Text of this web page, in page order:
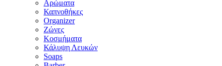
Αρώματα
Καπνοθήκες
Organizer
Ζώνες
Κοσμήματα
Κάλυψη Λευκών
Soaps